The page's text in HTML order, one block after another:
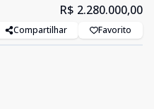
R$ 2.280.000,00
Compartilhar Favorito